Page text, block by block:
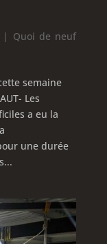
| Quoi de neuf
semaine
Les
a eu la
une durée